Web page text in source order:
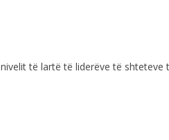
të lartë të liderëve të shteteve